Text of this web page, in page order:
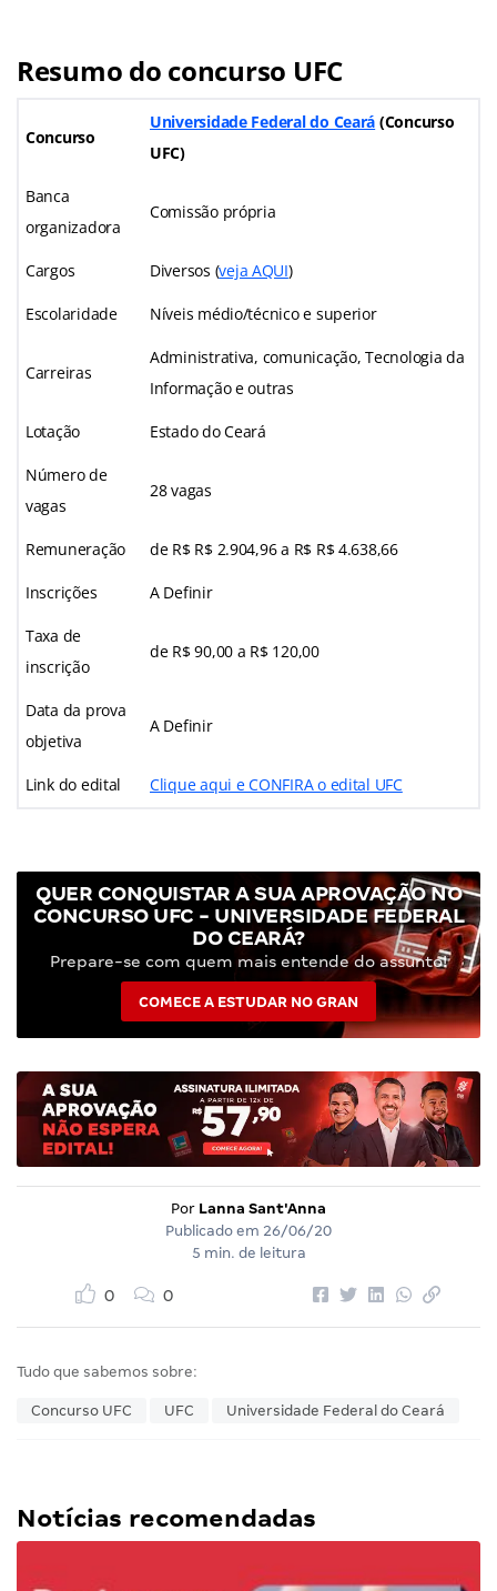
Resumo do concurso UFC
Concurso
Universidade Federal do Ceará (Concurso
UFC)
Banca
organizadora
Comissão própria
Cargos Diversos (veja AQUI)
Escolaridade Níveis médio/técnico e superior
Carreiras
Administrativa, comunicação, Tecnologia da
Informação e outras
Lotação Estado do Ceará
Número de
vagas
28 vagas
Remuneração de R$ R$ 2.904,96 a R$ R$ 4.638,66
Inscrições A Definir
Taxa de
inscrição
de R$ 90,00 a R$ 120,00
Data da prova
objetiva
A Definir
Link do edital Clique aqui e CONFIRA o edital UFC
QUER CONQUISTAR A SUA APROVAÇÃO NO
CONCURSO UFC - UNIVERSIDADE FEDERAL
DO CEARÁ?
Prepare-se com quem mais entende do assunto!
COMECE A ESTUDAR NO GRAN
Por Lanna Sant'Anna
Publicado em 26/06/20
5 min. de leitura
0 0
Tudo que sabemos sobre:
Concurso UFC UFC Universidade Federal do Ceará
Notícias recomendadas